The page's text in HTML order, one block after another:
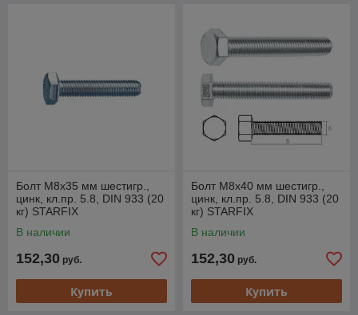
Болт М8х35 мм шестигр.,
цинк, кл.пр. 5.8, DIN 933 (20
кг) STARFIX
В наличии
152,30 руб.
Купить
Болт М8х40 мм шестигр.,
цинк, кл.пр. 5.8, DIN 933 (20
кг) STARFIX
В наличии
152,30 руб.
Купить